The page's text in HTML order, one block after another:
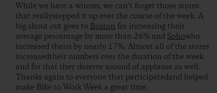
While we have a winner, we can’t forget those stores
that reallystepped it up over the course of the week. A
big shout out goes to Boston for increasing their
average percentage by more than 26% and Sohowho
increased theirs by nearly 17%. Almost all of the stores
increasedtheir numbers over the duration of the week
and for that they deserve around of applause as well.
Thanks again to everyone that participatedand helped
make Bike to Work Week a great time.